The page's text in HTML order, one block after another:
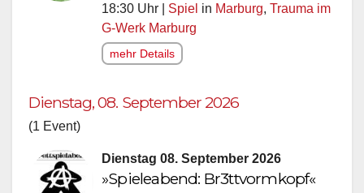
18:30 Uhr | Spiel in Marburg, Trauma im
G-Werk Marburg
mehr Details
Dienstag, 08. September 2026
(1 Event)
Dienstag 08. September 2026
»Spieleabend: Br3ttvormkopf«